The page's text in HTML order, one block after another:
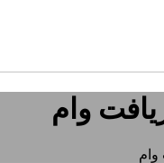
وام
وام